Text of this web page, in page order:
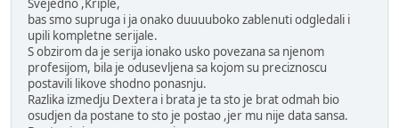
Svejedno ,Kriple,
bas smo supruga i ja onako duuuuboko zablenuti odgledali i
upili kompletne serijale.
S obzirom da je serija ionako usko povezana sa njenom
profesijom, bila je odusevljena sa kojom su preciznoscu
postavili likove shodno ponasnju.
Razlika izmedju Dextera i brata je ta sto je brat odmah bio
osudjen da postane to sto je postao ,jer mu nije data sansa.